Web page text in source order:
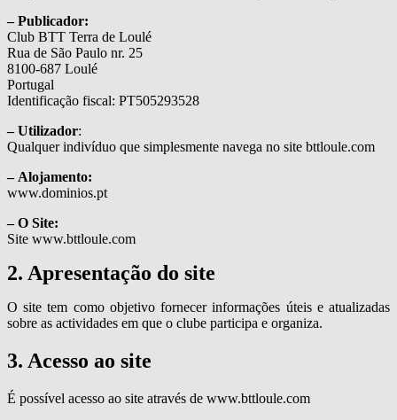
– Publicador:
Club BTT Terra de Loulé
Rua de São Paulo nr. 25
8100-687 Loulé
Portugal
Identificação fiscal: PT505293528
– Utilizador:
Qualquer indivíduo que simplesmente navega no site bttloule.com
– Alojamento:
www.dominios.pt
– O Site:
Site www.bttloule.com
2. Apresentação do site
O site tem como objetivo fornecer informações úteis e atualizadas
sobre as actividades em que o clube participa e organiza.
3. Acesso ao site
É possível acesso ao site através de www.bttloule.com